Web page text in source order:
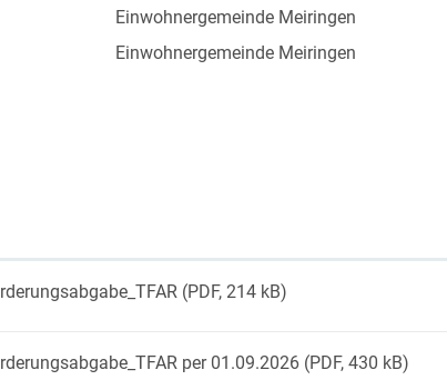
Einwohnergemeinde Meiringen
Einwohnergemeinde Meiringen
(PDF, 214 kB)
per 01.09.2026 (PDF, 430 kB)